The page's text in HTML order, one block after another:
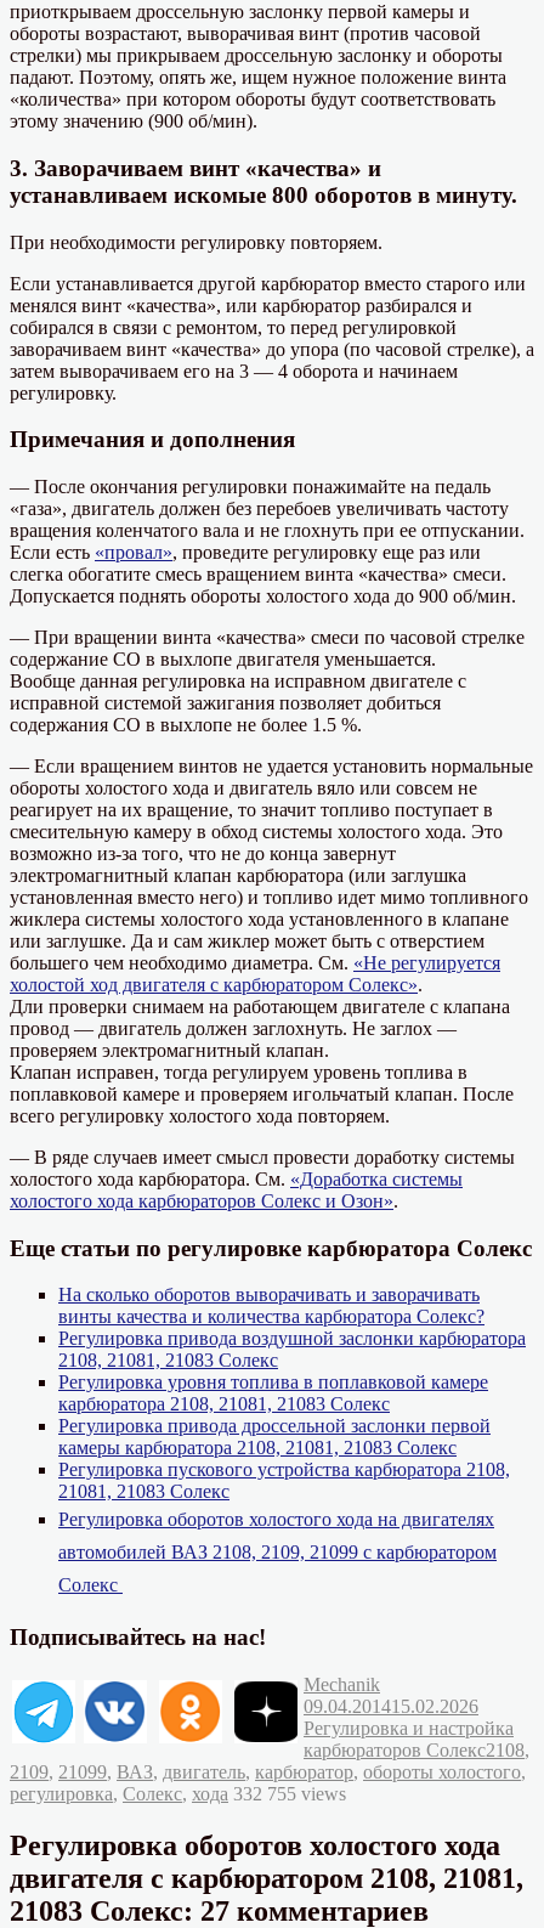
приоткрываем дроссельную заслонку первой камеры и
обороты возрастают, выворачивая винт (против часовой
стрелки) мы прикрываем дроссельную заслонку и обороты
падают. Поэтому, опять же, ищем нужное положение винта
«количества» при котором обороты будут соответствовать
этому значению (900 об/мин).
3. Заворачиваем винт «качества» и
устанавливаем искомые 800 оборотов в минуту.
При необходимости регулировку повторяем.
Если устанавливается другой карбюратор вместо старого или
менялся винт «качества», или карбюратор разбирался и
собирался в связи с ремонтом, то перед регулировкой
заворачиваем винт «качества» до упора (по часовой стрелке), а
затем выворачиваем его на 3 — 4 оборота и начинаем
регулировку.
Примечания и дополнения
— После окончания регулировки понажимайте на педаль
«газа», двигатель должен без перебоев увеличивать частоту
вращения коленчатого вала и не глохнуть при ее отпускании.
Если есть «провал», проведите регулировку еще раз или
слегка обогатите смесь вращением винта «качества» смеси.
Допускается поднять обороты холостого хода до 900 об/мин.
— При вращении винта «качества» смеси по часовой стрелке
содержание СО в выхлопе двигателя уменьшается.
Вообще данная регулировка на исправном двигателе с
исправной системой зажигания позволяет добиться
содержания СО в выхлопе не более 1.5 %.
— Если вращением винтов не удается установить нормальные
обороты холостого хода и двигатель вяло или совсем не
реагирует на их вращение, то значит топливо поступает в
смесительную камеру в обход системы холостого хода. Это
возможно из-за того, что не до конца завернут
электромагнитный клапан карбюратора (или заглушка
установленная вместо него) и топливо идет мимо топливного
жиклера системы холостого хода установленного в клапане
или заглушке. Да и сам жиклер может быть с отверстием
большего чем необходимо диаметра. См. «Не регулируется
холостой ход двигателя с карбюратором Солекс».
Дли проверки снимаем на работающем двигателе с клапана
провод — двигатель должен заглохнуть. Не заглох —
проверяем электромагнитный клапан.
Клапан исправен, тогда регулируем уровень топлива в
поплавковой камере и проверяем игольчатый клапан. После
всего регулировку холостого хода повторяем.
— В ряде случаев имеет смысл провести доработку системы
холостого хода карбюратора. См. «Доработка системы
холостого хода карбюраторов Солекс и Озон».
Еще статьи по регулировке карбюратора Солекс
На сколько оборотов выворачивать и заворачивать
винты качества и количества карбюратора Солекс?
Регулировка привода воздушной заслонки карбюратора
2108, 21081, 21083 Солекс
Регулировка уровня топлива в поплавковой камере
карбюратора 2108, 21081, 21083 Солекс
Регулировка привода дроссельной заслонки первой
камеры карбюратора 2108, 21081, 21083 Солекс
Регулировка пускового устройства карбюратора 2108,
21081, 21083 Солекс
Регулировка оборотов холостого хода на двигателях
автомобилей ВАЗ 2108, 2109, 21099 с карбюратором
Солекс
Подписывайтесь на нас!
Автор
MechanikОпубликовано
09.04.201415.02.2026
Регулировка и настройка
карбюраторов СолексМетки
2108,
2109, 21099, ВАЗ, двигатель, карбюратор, обороты холостого,
регулировка, Солекс, хода 332 755 views
Регулировка оборотов холостого хода
двигателя с карбюратором 2108, 21081,
21083 Солекс: 27 комментариев